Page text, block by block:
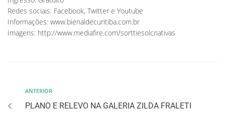
Redes sociais: Facebook, Twitter e Youtube
Informações: www.bienaldecuritiba.com.br
Imagens: http://www.mediafire.com/sorttiesolcriativas
ANTERIOR
PLANO E RELEVO NA GALERIA ZILDA FRALETI